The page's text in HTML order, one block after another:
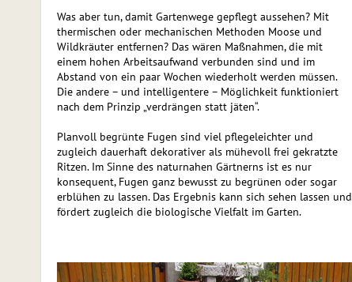
Was aber tun, damit Gartenwege gepflegt aussehen? Mit
thermischen oder mechanischen Methoden Moose und
Wildkräuter entfernen? Das wären Maßnahmen, die mit
einem hohen Arbeitsaufwand verbunden sind und im
Abstand von ein paar Wochen wiederholt werden müssen.
Die andere – und intelligentere – Möglichkeit funktioniert
nach dem Prinzip „verdrängen statt jäten“.
Planvoll begrünte Fugen sind viel pflegeleichter und
zugleich dauerhaft dekorativer als mühevoll frei gekratzte
Ritzen. Im Sinne des naturnahen Gärtnerns ist es nur
konsequent, Fugen ganz bewusst zu be­grünen oder sogar
erblühen zu lassen. Das Ergebnis kann sich sehen lassen und
fördert zugleich die biologische Vielfalt im Garten.